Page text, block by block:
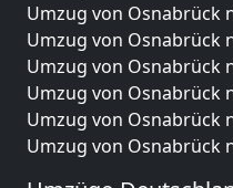
Umzug von Osnabrück
Umzug von Osnabrück
Umzug von Osnabrück
Umzug von Osnabrück
Umzug von Osnabrück
Umzug von Osnabrück